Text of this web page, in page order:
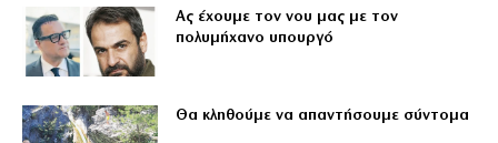
Ας έχουμε τον νου μας με τον
πολυμήχανο υπουργό
Θα κληθούμε να απαντήσουμε σύντομα